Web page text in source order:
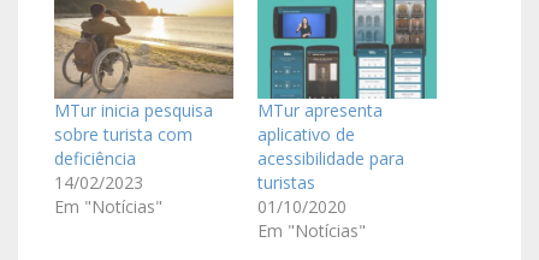
MTur inicia pesquisa
sobre turista com
deficiência
14/02/2023
Em "Notícias"
MTur apresenta
aplicativo de
acessibilidade para
turistas
01/10/2020
Em "Notícias"